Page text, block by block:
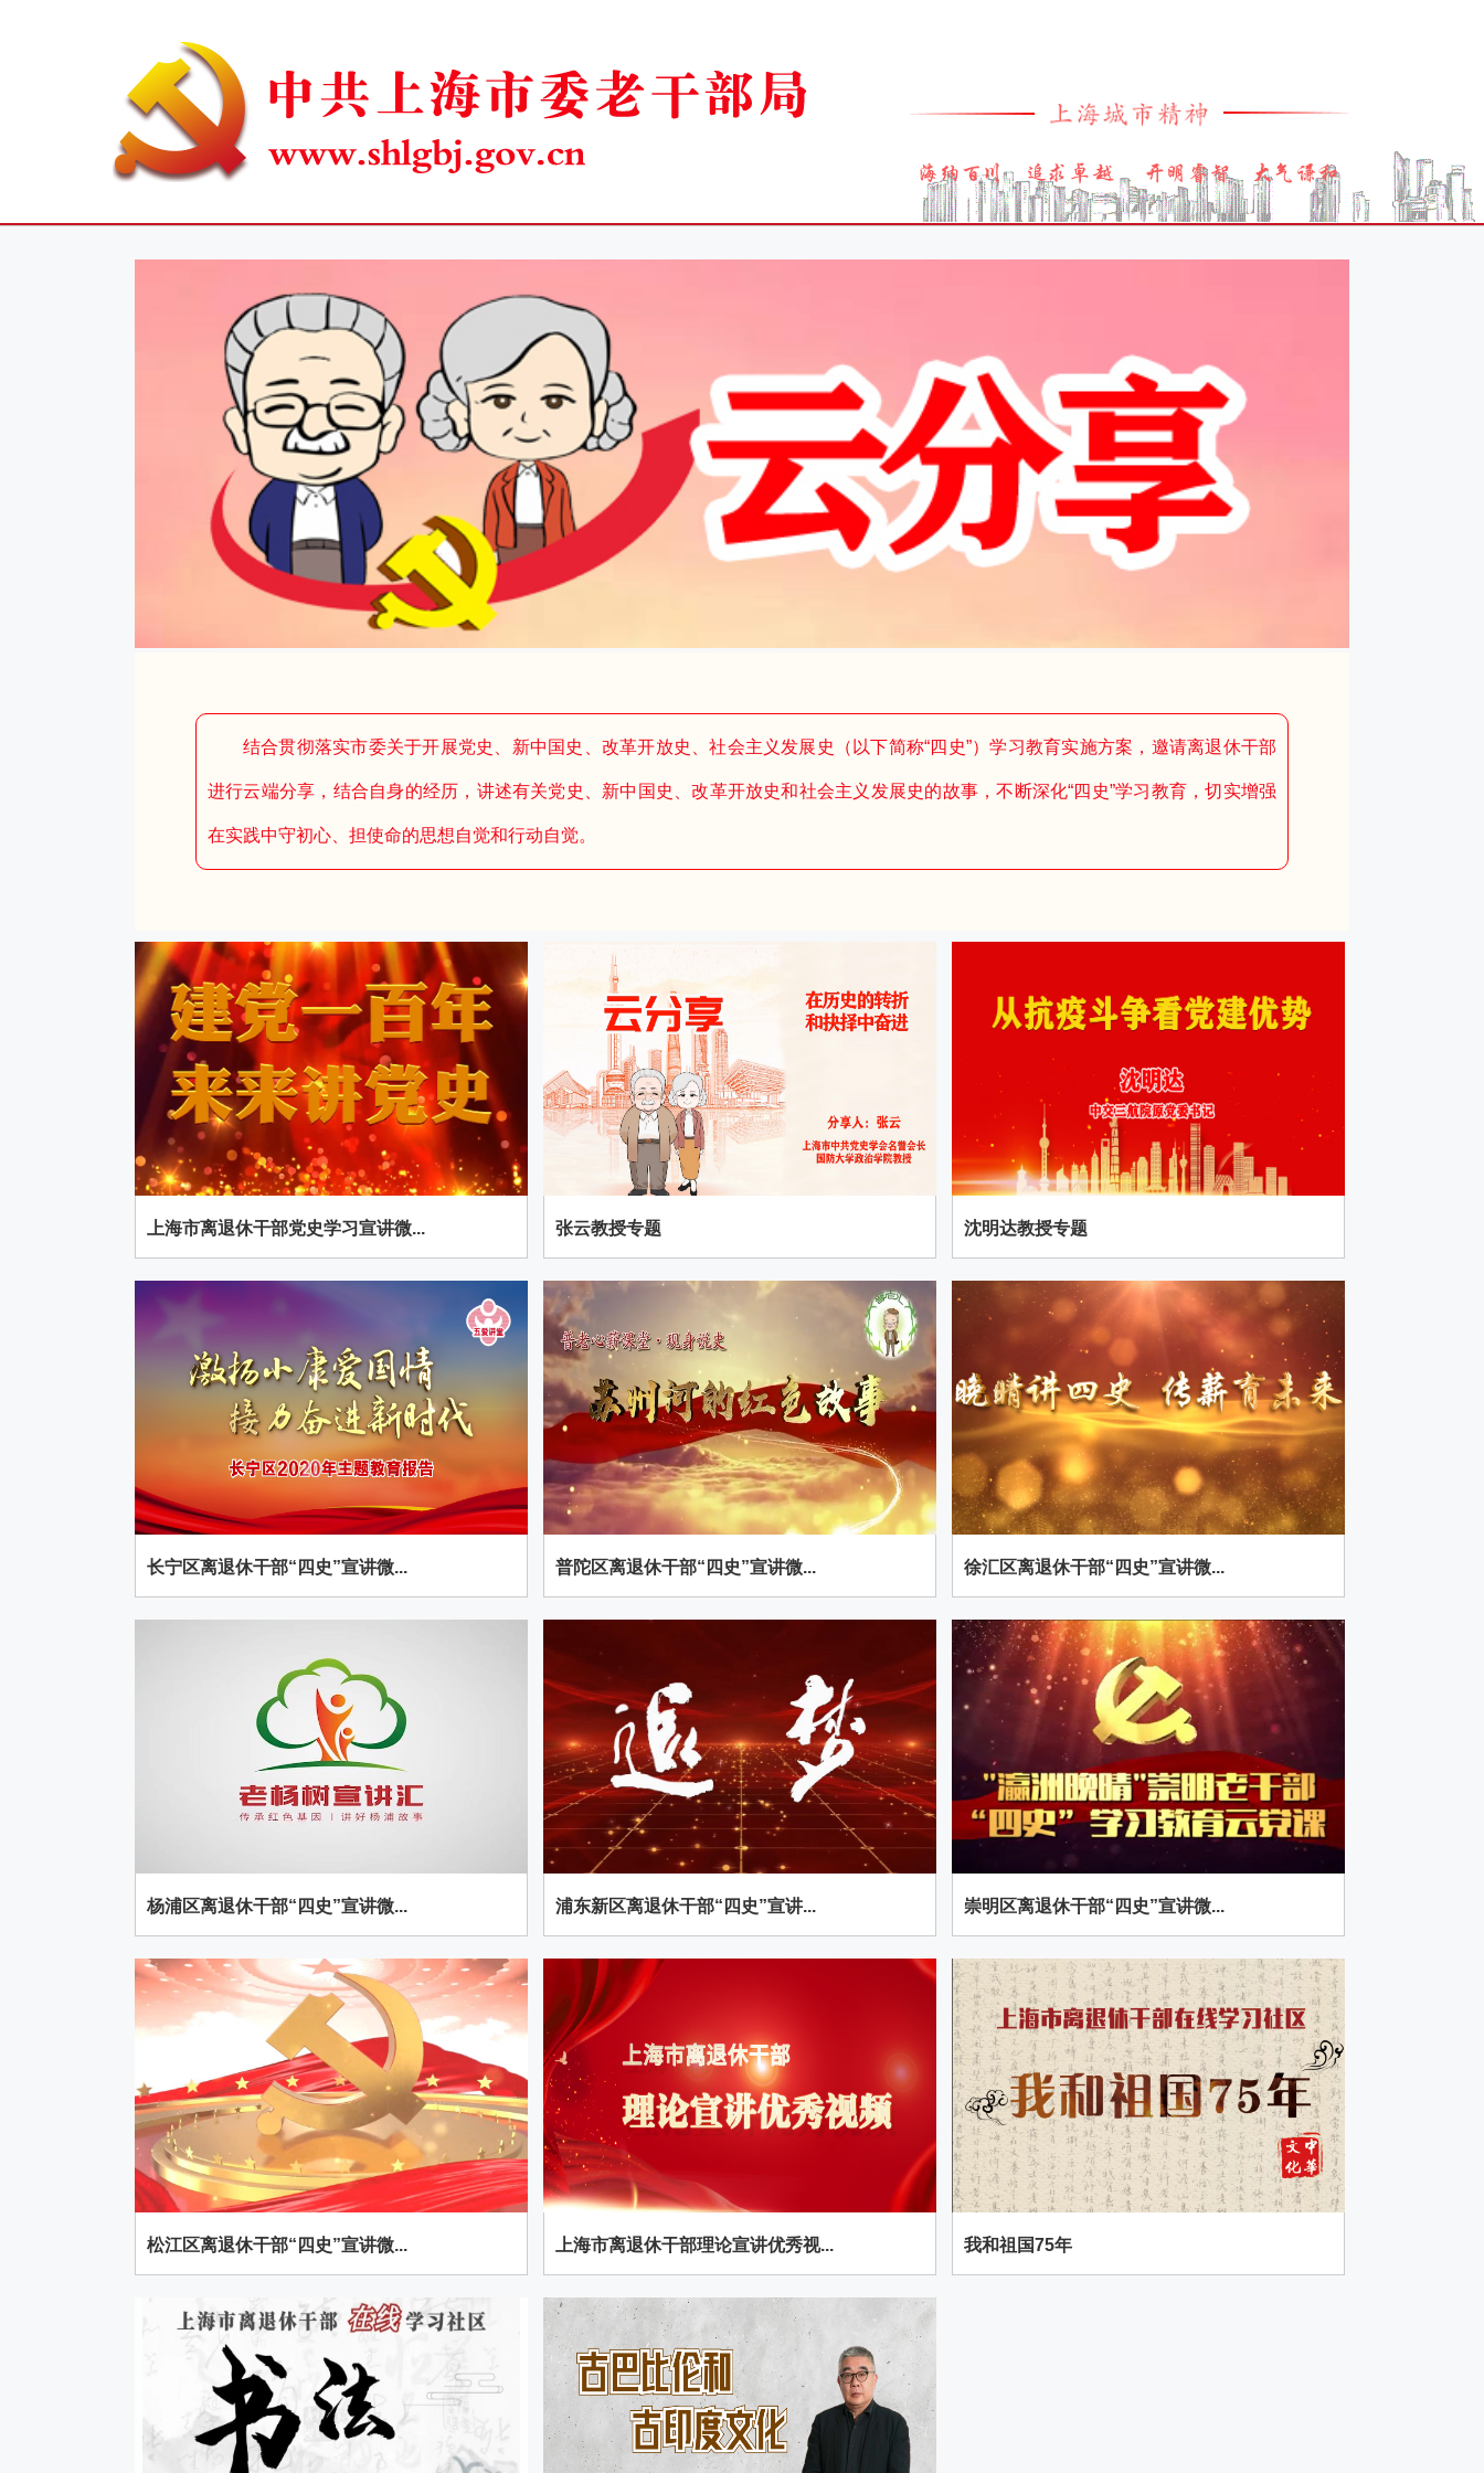
结合贯彻落实市委关于开展党史、新中国史、改革开放史、社会主义发展史（以下简称“四史”）学习教育实施方案，邀请离退休干部
进行云端分享，结合自身的经历，讲述有关党史、新中国史、改革开放史和社会主义发展史的故事，不断深化“四史”学习教育，切实增强
在实践中守初心、担使命的思想自觉和行动自觉。
上海市离退休干部党史学习宣讲微... 张云教授专题 沈明达教授专题
长宁区离退休干部“四史”宣讲微... 普陀区离退休干部“四史”宣讲微... 徐汇区离退休干部“四史”宣讲微...
杨浦区离退休干部“四史”宣讲微... 浦东新区离退休干部“四史”宣讲... 崇明区离退休干部“四史”宣讲微...
松江区离退休干部“四史”宣讲微... 上海市离退休干部理论宣讲优秀视... 我和祖国75年